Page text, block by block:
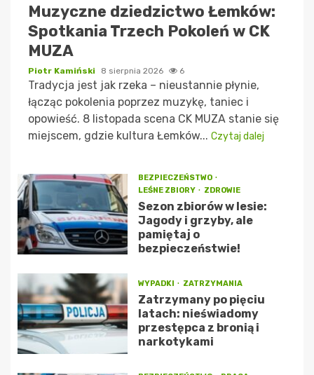
Muzyczne dziedzictwo Łemków:
Spotkania Trzech Pokoleń w CK
MUZA
Piotr Kamiński 8 sierpnia 2026 6
Tradycja jest jak rzeka – nieustannie płynie,
łącząc pokolenia poprzez muzykę, taniec i
opowieść. 8 listopada scena CK MUZA stanie się
miejscem, gdzie kultura Łemków... Czytaj dalej
BEZPIECZEŃSTWO
LEŚNE ZBIORY
ZDROWIE
Sezon zbiorów w lesie:
Jagody i grzyby, ale
pamiętaj o
bezpieczeństwie!
WYPADKI ZATRZYMANIA
Zatrzymany po pięciu
latach: nieświadomy
przestępca z bronią i
narkotykami